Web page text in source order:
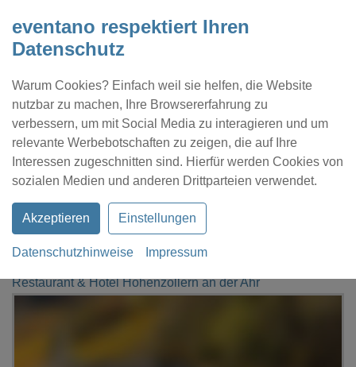
eventano respektiert Ihren
Datenschutz
Warum Cookies? Einfach weil sie helfen, die Website
nutzbar zu machen, Ihre Browsererfahrung zu
verbessern, um mit Social Media zu interagieren und um
relevante Werbebotschaften zu zeigen, die auf Ihre
Interessen zugeschnitten sind. Hierfür werden Cookies von
sozialen Medien und anderen Drittparteien verwendet.
Akzeptieren Einstellungen
Datenschutzhinweise Impressum
Kontakt Location eintragen Profil
Bad Neuenahr-Ahrweiler
Restaurant & Hotel Hohenzollern an der Ahr